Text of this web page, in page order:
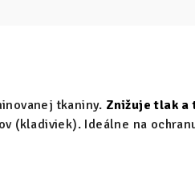
tkaniny. Znižuje tlak a
(kladiviek). Ideálne na